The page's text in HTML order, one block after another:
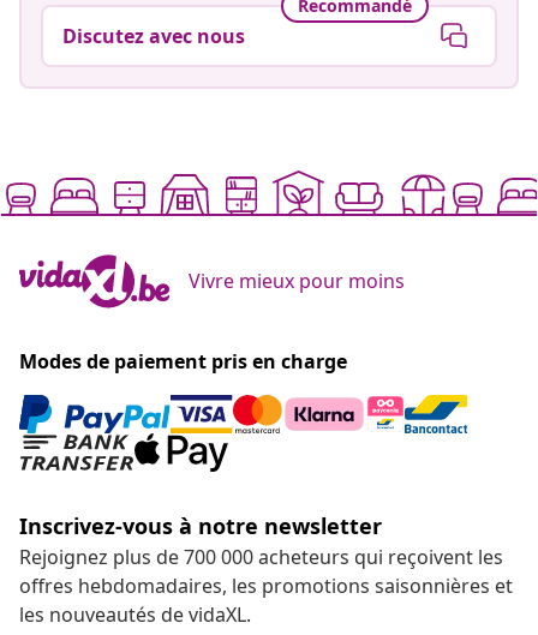
Recommandé
Discutez avec nous
Vivre mieux pour moins
Modes de paiement pris en charge
Inscrivez-vous à notre newsletter
Rejoignez plus de 700 000 acheteurs qui reçoivent les
offres hebdomadaires, les promotions saisonnières et
les nouveautés de vidaXL.